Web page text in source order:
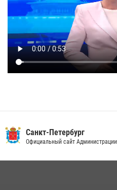
Санкт-Петербург
Официальный сайт Администрации